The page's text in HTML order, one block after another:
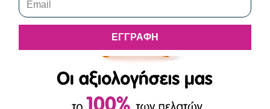
ΕΓΓΡΑΦΗ